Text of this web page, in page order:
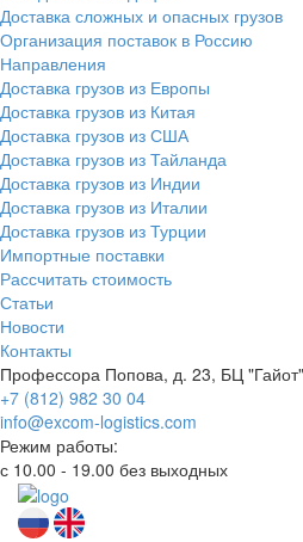
Доставка сложных и опасных грузов
Организация поставок в Россию
Направления
Доставка грузов из Европы
Доставка грузов из Китая
Доставка грузов из США
Доставка грузов из Тайланда
Доставка грузов из Индии
Доставка грузов из Италии
Доставка грузов из Турции
Импортные поставки
Рассчитать стоимость
Статьи
Новости
Контакты
Профессора Попова, д. 23, БЦ
+7 (812) 982 30 04
info@excom-logistics.com
Режим работы:
с 10.00 - 19.00 без выходных